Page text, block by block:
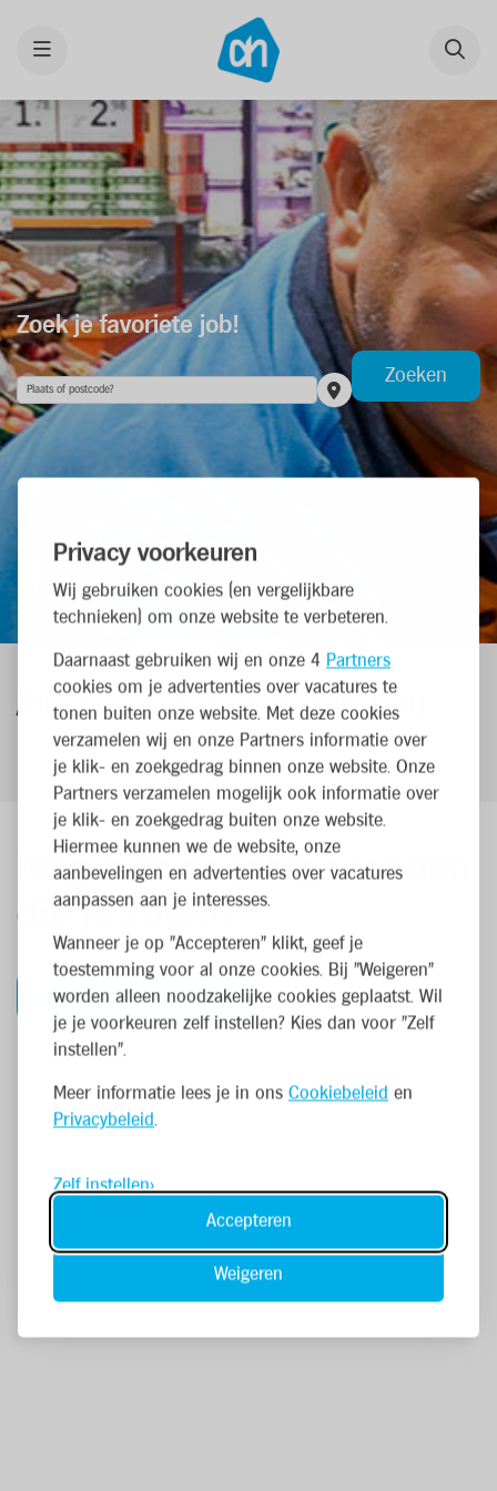
Privacy voorkeuren
Wij gebruiken cookies (en vergelijkbare
technieken) om onze website te verbeteren.
Daarnaast gebruiken wij en onze 4 Partners
cookies om je advertenties over vacatures te
tonen buiten onze website. Met deze cookies
verzamelen wij en onze Partners informatie over
je klik- en zoekgedrag binnen onze website. Onze
Partners verzamelen mogelijk ook informatie over
je klik- en zoekgedrag buiten onze website.
Hiermee kunnen we de website, onze
aanbevelingen en advertenties over vacatures
aanpassen aan je interesses.
Wanneer je op "Accepteren" klikt, geef je
toestemming voor al onze cookies. Bij "Weigeren"
worden alleen noodzakelijke cookies geplaatst. Wil
je je voorkeuren zelf instellen? Kies dan voor "Zelf
instellen".
Meer informatie lees je in ons Cookiebeleid en
Privacybeleid.
Zelf instellen
Weigeren
Accepteren
Menu
Zoek je favoriete job!
Zoeken
Alle vacatures (0 resultaten
Nog niet de job gevonden
die je zoekt?
Bekijk alle vacatures